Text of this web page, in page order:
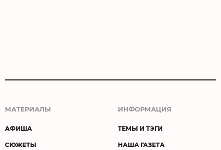
МАТЕРИАЛЫ
АФИША
СЮЖЕТЫ
ИНФОРМАЦИЯ
ТЕМЫ И ТЭГИ
НАША ГАЗЕТА